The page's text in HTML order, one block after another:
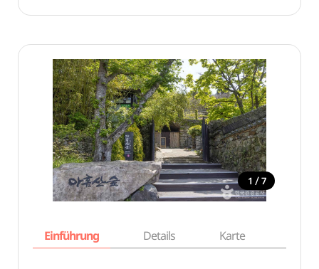
1 / 7
Einführung Details Karte